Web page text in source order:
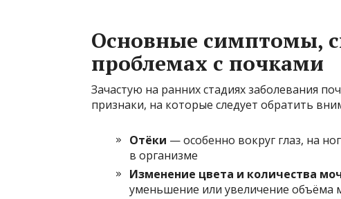
Основные симптомы,
проблемах с почками
Зачастую на ранних стадиях заболевания
признаки, на которые следует обратить
Отёки — особенно вокруг глаз, на
в организме
Изменение цвета и количества
уменьшение или увеличение объёма